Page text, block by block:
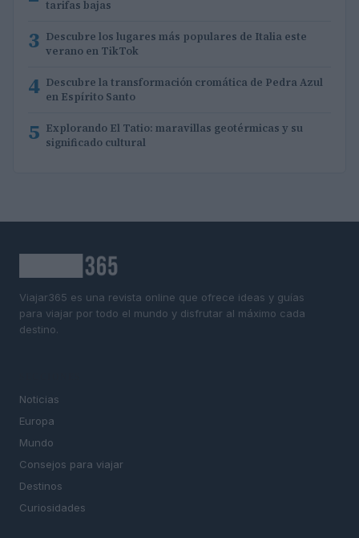
tarifas bajas
3 Descubre los lugares más populares de Italia este
verano en TikTok
4 Descubre la transformación cromática de Pedra Azul
en Espírito Santo
5 Explorando El Tatio: maravillas geotérmicas y su
significado cultural
Viajar365 es una revista online que ofrece ideas y guías
para viajar por todo el mundo y disfrutar al máximo cada
destino.
Noticias
Europa
Mundo
Consejos para viajar
Destinos
Curiosidades